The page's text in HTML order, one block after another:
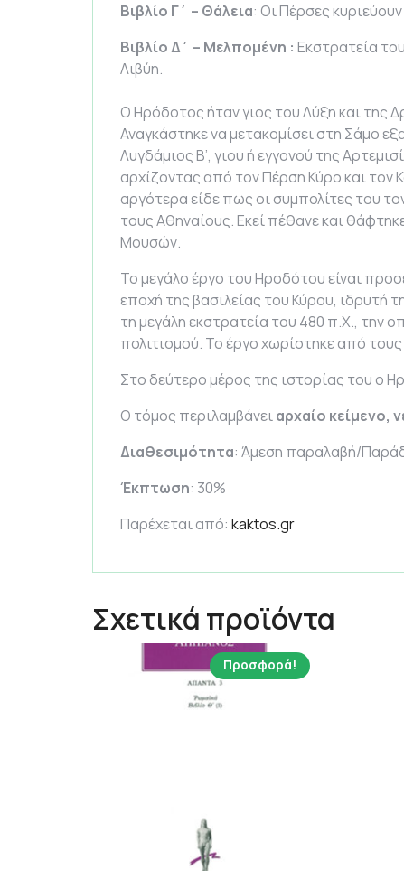
Βιβλίο Γ΄ – Θάλεια: Οι Πέρσες
Βιβλίο Δ΄ – Μελπομένη : Εκστρατεία
Λιβύη.
Ο Ηρόδοτος ήταν γιος του Λύξη και της
Αναγκάστηκε να μετακομίσει στη Σάμο
Λυγδάμιος Β’, γιου ή εγγονού της
αρχίζοντας από τον Πέρση Κύρο και τον
αργότερα είδε πως οι συμπολίτες του
τους Αθηναίους. Εκεί πέθανε και
Μουσών.
Το μεγάλο έργο του Ηροδότου είναι
εποχή της βασιλείας του Κύρου, ιδρυτή
τη μεγάλη εκστρατεία του 480 π.Χ., την
πολιτισμού. Το έργο χωρίστηκε από
Στο δεύτερο μέρος της ιστορίας του ο
Ο τόμος περιλαμβάνειαρχαίο κείμενο,
Διαθεσιμότητα: Άμεση παραλαβή/
Έκπτωση: 30%
Παρέχεται από: kaktos.gr
Σχετικά προϊόντα
Προσφορά!